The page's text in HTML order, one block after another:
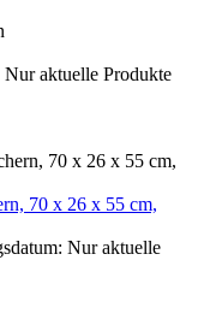
Nur aktuelle Produkte
70 x 26 x 55 cm,
Nur aktuelle